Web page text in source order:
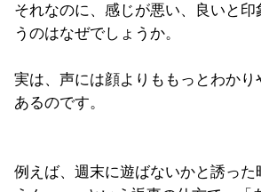
それなのに、感じが悪い、良いと印
うのはなぜでしょうか。
実は、声には顔よりももっとわか
あるのです。
例えば、週末に遊ばないかと誘った